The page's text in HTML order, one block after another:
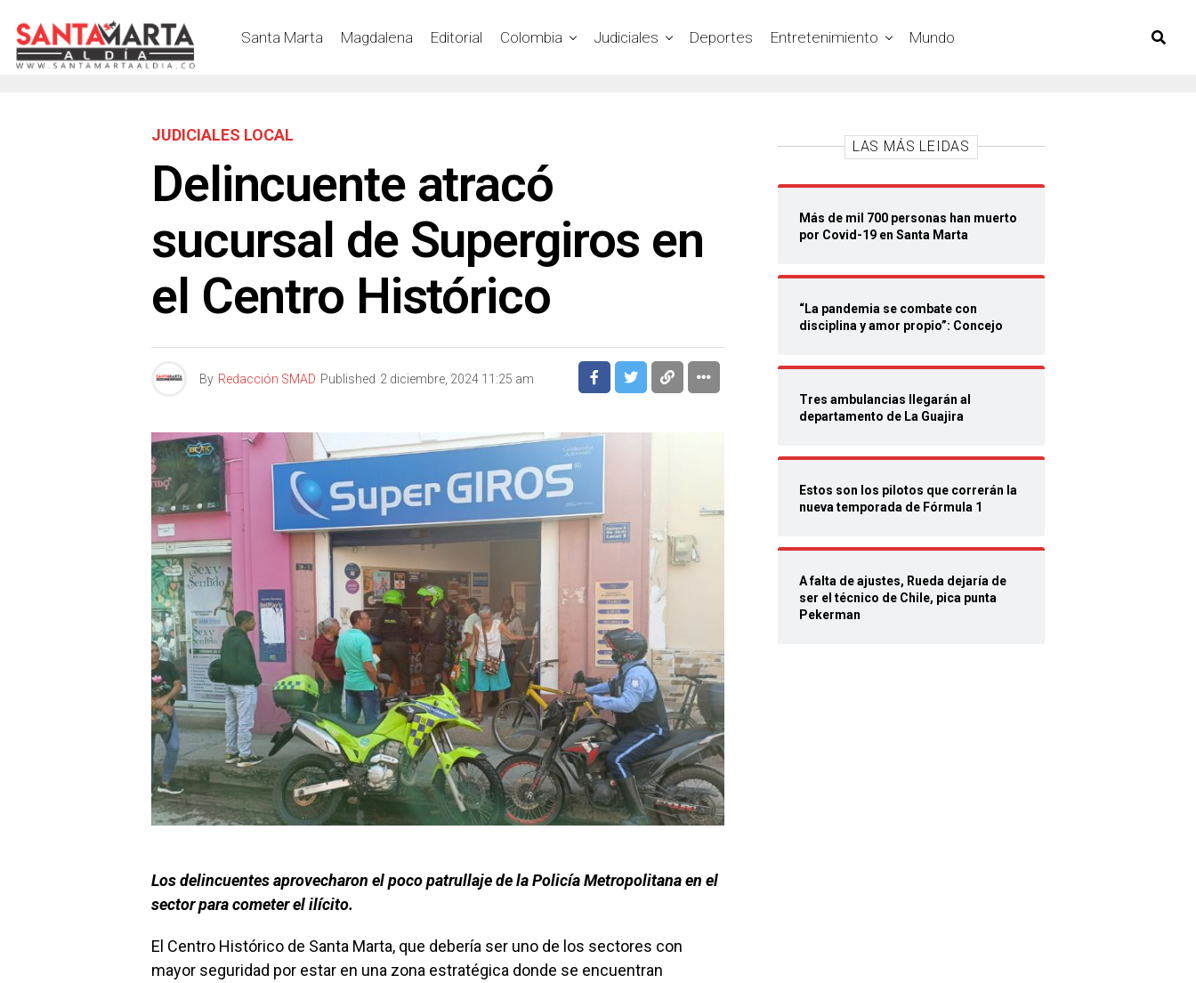
Santa Marta Magdalena Editorial Colombia Judiciales Deportes Entretenimiento Mundo
JUDICIALES LOCAL
Delincuente atracó
sucursal de Supergiros en
el Centro Histórico
By Redacción SMAD Published 2 diciembre, 2024 11:25 am
Los delincuentes aprovecharon el poco patrullaje de la Policía Metropolitana en el
sector para cometer el ilícito.
El Centro Histórico de Santa Marta, que debería ser uno de los sectores con
mayor seguridad por estar en una zona estratégica donde se encuentran
LAS MÁS LEIDAS
Más de mil 700 personas han muerto
por Covid-19 en Santa Marta
“La pandemia se combate con
disciplina y amor propio”: Concejo
Tres ambulancias llegarán al
departamento de La Guajira
Estos son los pilotos que correrán la
nueva temporada de Fórmula 1
A falta de ajustes, Rueda dejaría de
ser el técnico de Chile, pica punta
Pekerman